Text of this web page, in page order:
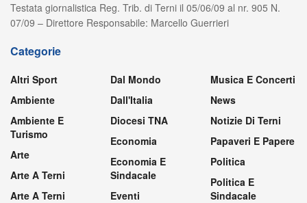
Testata giornalistica Reg. Trib. di Terni il 05/06/09 al nr. 905 N.
07/09 – Direttore Responsabile: Marcello Guerrieri
Categorie
Altri Sport
Ambiente
Ambiente E
Turismo
Arte
Arte A Terni
Arte A Terni
Dal Mondo
Dall'Italia
Diocesi TNA
Economia
Economia E
Sindacale
Eventi
Musica E Concerti
News
Notizie Di Terni
Papaveri E Papere
Politica
Politica E
Sindacale